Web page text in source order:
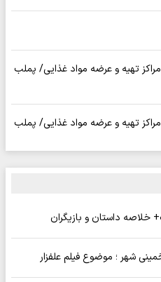
تهیه و عرضه مواد غذایی/ پملب
تهیه و عرضه مواد غذایی/ پملب
داستان و بازیگران
شهر ؛ موضوع فیلم علفزار